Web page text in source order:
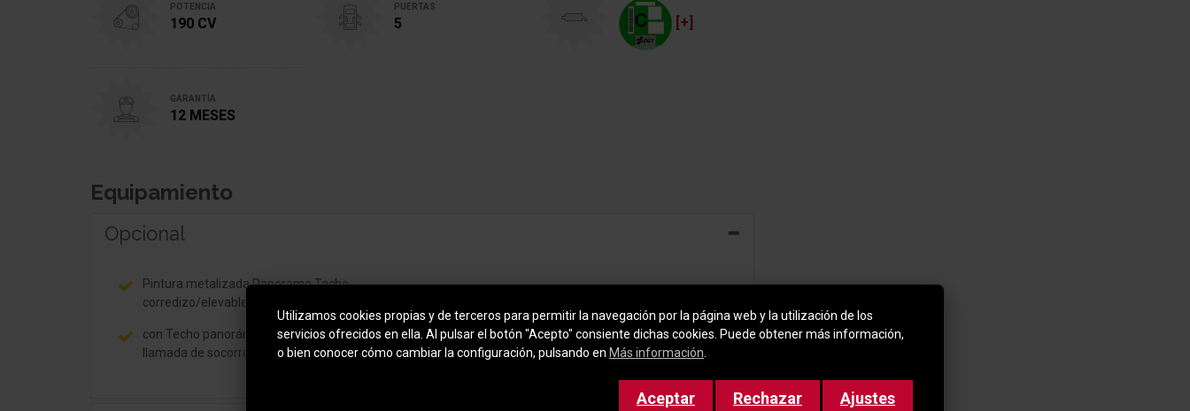
POTENCIA
190 CV
PUERTAS
5 [+]
GARANTÍA
12 MESES
Equipamiento
Opcional
Pintura metalizada Panorama Techo
corredizo/elevable delante eléctric.
con Techo panorámico detrás Sistema de
llamada de socorro
Utilizamos cookies propias y de terceros para permitir la navegación por la página web y la utilización de los
servicios ofrecidos en ella. Al pulsar el botón "Acepto" consiente dichas cookies. Puede obtener más información,
o bien conocer cómo cambiar la configuración, pulsando en Más información
Aceptar Rechazar Ajustes